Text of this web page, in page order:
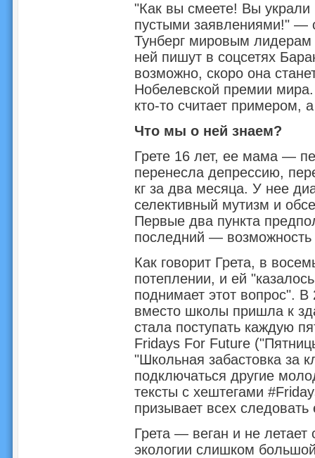
"Как вы смеете! Вы
пустыми заявлениями!" —
Тунберг мировым
ней пишут в соцсетях
возможно, скоро она
Нобелевской премии
кто-то считает примером,
Что мы о ней знаем?
Грете 16 лет, ее мама —
перенесла депрессию,
кг за два месяца. У нее
селективный мутизм и
Первые два пункта
последний —
Как говорит Грета, в
потеплении, и ей
поднимает этот вопрос". В
вместо школы пришла к
стала поступать каждую
Fridays For Future
"Школьная забастовка за
подключаться другие
тексты с хештегами
призывает всех следовать
Грета — веган и не летает
экологии слишком